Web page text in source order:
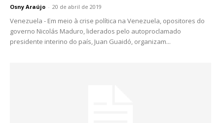
Osny Araújo - 20 de abril de 2019
Venezuela - Em meio à crise política na Venezuela, opositores do
governo Nicolás Maduro, liderados pelo autoproclamado
presidente interino do país, Juan Guaidó, organizam...